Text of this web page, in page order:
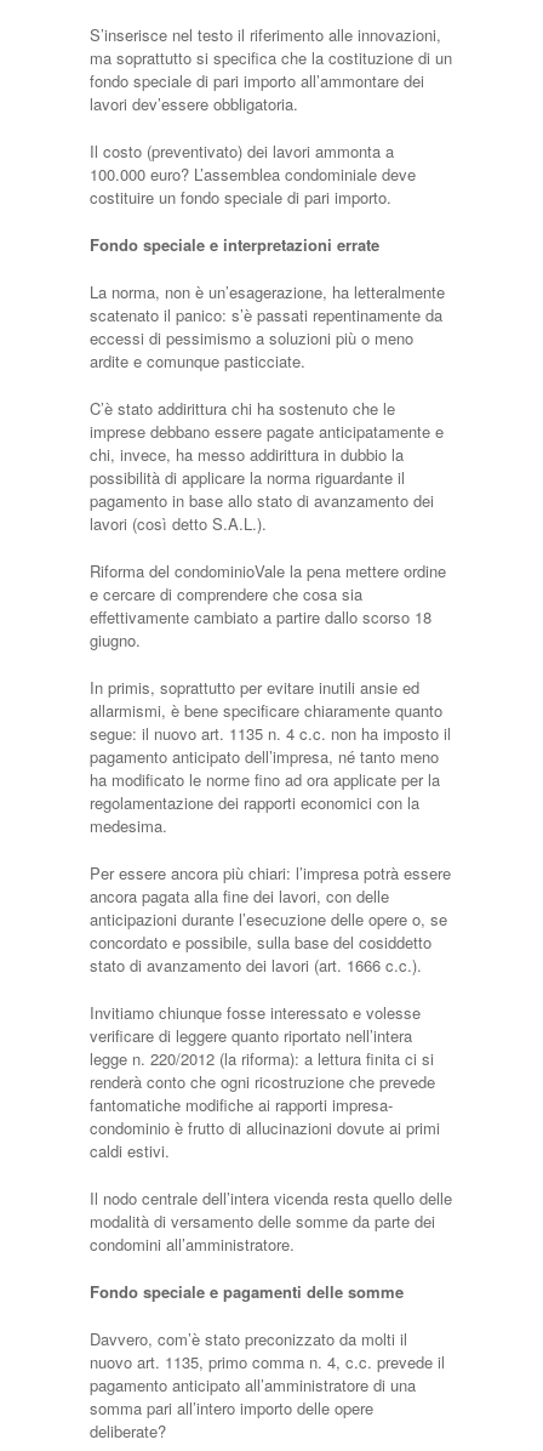
S’inserisce nel testo il riferimento alle innovazioni,
ma soprattutto si specifica che la costituzione di un
fondo speciale di pari importo all’ammontare dei
lavori dev’essere obbligatoria.
Il costo (preventivato) dei lavori ammonta a
100.000 euro? L’assemblea condominiale deve
costituire un fondo speciale di pari importo.
Fondo speciale e interpretazioni errate
La norma, non è un’esagerazione, ha letteralmente
scatenato il panico: s’è passati repentinamente da
eccessi di pessimismo a soluzioni più o meno
ardite e comunque pasticciate.
C’è stato addirittura chi ha sostenuto che le
imprese debbano essere pagate anticipatamente e
chi, invece, ha messo addirittura in dubbio la
possibilità di applicare la norma riguardante il
pagamento in base allo stato di avanzamento dei
lavori (così detto S.A.L.).
Riforma del condominioVale la pena mettere ordine
e cercare di comprendere che cosa sia
effettivamente cambiato a partire dallo scorso 18
giugno.
In primis, soprattutto per evitare inutili ansie ed
allarmismi, è bene specificare chiaramente quanto
segue: il nuovo art. 1135 n. 4 c.c. non ha imposto il
pagamento anticipato dell’impresa, né tanto meno
ha modificato le norme fino ad ora applicate per la
regolamentazione dei rapporti economici con la
medesima.
Per essere ancora più chiari: l’impresa potrà essere
ancora pagata alla fine dei lavori, con delle
anticipazioni durante l’esecuzione delle opere o, se
concordato e possibile, sulla base del cosiddetto
stato di avanzamento dei lavori (art. 1666 c.c.).
Invitiamo chiunque fosse interessato e volesse
verificare di leggere quanto riportato nell’intera
legge n. 220/2012 (la riforma): a lettura finita ci si
renderà conto che ogni ricostruzione che prevede
fantomatiche modifiche ai rapporti impresa-
condominio è frutto di allucinazioni dovute ai primi
caldi estivi.
Il nodo centrale dell’intera vicenda resta quello delle
modalità di versamento delle somme da parte dei
condomini all’amministratore.
Fondo speciale e pagamenti delle somme
Davvero, com’è stato preconizzato da molti il
nuovo art. 1135, primo comma n. 4, c.c. prevede il
pagamento anticipato all’amministratore di una
somma pari all’intero importo delle opere
deliberate?